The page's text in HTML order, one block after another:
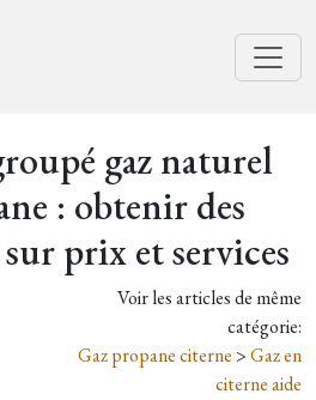
gaz naturel
: obtenir des
prix et services
Voir les articles de même
catégorie:
Gaz propane citerne >Gaz en
citerne aide